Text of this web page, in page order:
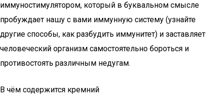
иммуностимулятором, который в буквальном смысле
пробуждает нашу с вами иммунную систему (узнайте
другие способы, как разбудить иммунитет) и заставляет
человеческий организм самостоятельно бороться и
противостоять различным недугам.
В чём содержится кремний